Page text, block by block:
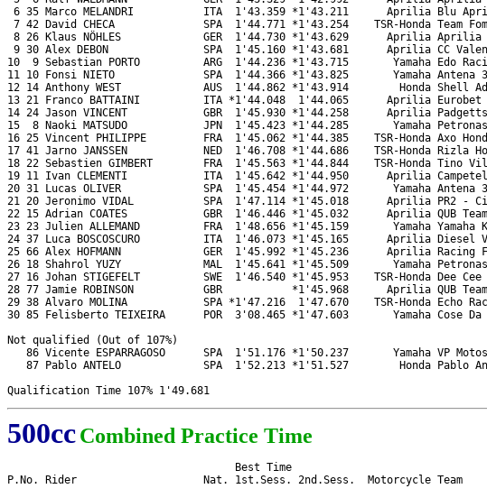
6 35 Marco MELANDRI           ITA  1'43.359 *1'43.211      Aprilia Blu
7 42 David CHECA              SPA  1'44.771 *1'43.254    TSR-Honda Team
8 26 Klaus NÖHLES             GER  1'44.730 *1'43.629      Aprilia Aprilia
9 30 Alex DEBON               SPA  1'45.160 *1'43.681      Aprilia CC
10  9 Sebastian PORTO          ARG  1'44.236 *1'43.715       Yamaha Edo
11 10 Fonsi NIETO              SPA  1'44.366 *1'43.825       Yamaha Antena 3
12 14 Anthony WEST             AUS  1'44.862 *1'43.914        Honda Shell
13 21 Franco BATTAINI          ITA *1'44.048  1'44.065      Aprilia Eurobet
14 24 Jason VINCENT            GBR  1'45.930 *1'44.258      Aprilia Padgetts
15  8 Naoki MATSUDO            JPN  1'45.423 *1'44.285       Yamaha Petronas
16 25 Vincent PHILIPPE         FRA  1'45.062 *1'44.385    TSR-Honda Axo
17 41 Jarno JANSSEN            NED  1'46.708 *1'44.686    TSR-Honda Rizla
18 22 Sebastien GIMBERT        FRA  1'45.563 *1'44.844    TSR-Honda Tino
19 11 Ivan CLEMENTI            ITA  1'45.642 *1'44.950      Aprilia
20 31 Lucas OLIVER             SPA  1'45.454 *1'44.972       Yamaha Antena 3
21 20 Jeronimo VIDAL           SPA  1'47.114 *1'45.018      Aprilia PR2 -
22 15 Adrian COATES            GBR  1'46.446 *1'45.032      Aprilia QUB Team
23 23 Julien ALLEMAND          FRA  1'48.656 *1'45.159       Yamaha Yamaha
24 37 Luca BOSCOSCURO          ITA  1'46.073 *1'45.165      Aprilia Diesel
25 66 Alex HOFMANN             GER  1'45.992 *1'45.236      Aprilia Racing
26 18 Shahrol YUZY             MAL  1'45.641 *1'45.509       Yamaha Petronas
27 16 Johan STIGEFELT          SWE  1'46.540 *1'45.953    TSR-Honda Dee Cee
28 77 Jamie ROBINSON           GBR           *1'45.968      Aprilia QUB Team
29 38 Alvaro MOLINA            SPA *1'47.216  1'47.670    TSR-Honda Echo
30 85 Felisberto TEIXEIRA      POR  3'08.465 *1'47.603       Yamaha Cose Da
Not qualified (Out of 107%)
86 Vicente ESPARRAGOSO      SPA  1'51.176 *1'50.237       Yamaha VP
87 Pablo ANTELO             SPA  1'52.213 *1'51.527        Honda Pablo
500ccCombined Practice Time
                                    Best Time
P.No. Rider                    Nat. 1st.Sess. 2nd.Sess.  Motorcycle Team